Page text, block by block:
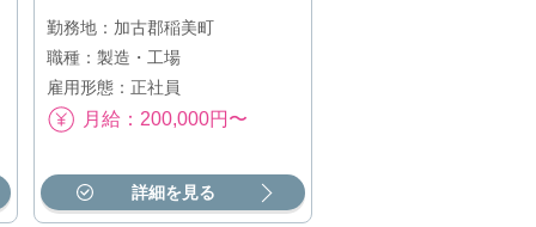
勤務地：加古郡稲美町
職種：製造・工場
雇用形態：正社員
月給：200,000円〜
詳細を見る